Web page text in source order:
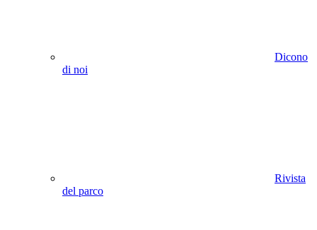
Dicono
di noi
Rivista
del parco